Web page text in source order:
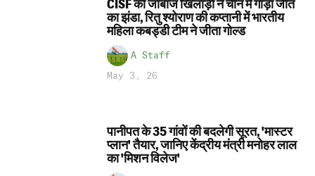
CISF की जांबाज खिलाड़ी ने चीन में गाड़ा जीत
का झंडा, रितु श्योराण की कप्तानी में भारतीय
महिला कबड्डी टीम ने जीता गोल्ड
A Staff
May 3, 26
पानीपत के 35 गांवों की बदलेगी सूरत, 'मास्टर
प्लान' तैयार, जानिए केंद्रीय मंत्री मनोहर लाल
का 'मिशन विलेज'